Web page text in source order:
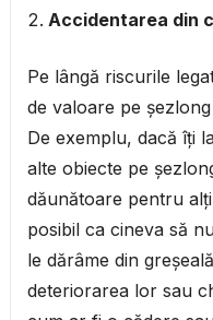
Accidentarea din
Pe lângă riscurile
de valoare pe
De exemplu, dacă îți
alte obiecte pe
dăunătoare pentru
posibil ca cineva să
le dărâme din
deteriorarea lor sau